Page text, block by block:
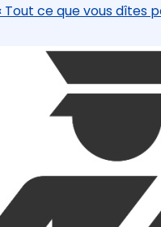
Tout ce que vous